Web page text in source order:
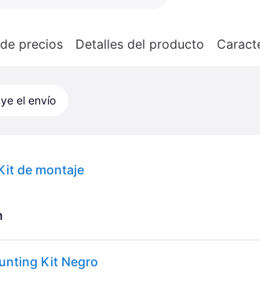
precios Detalles del producto
el envío
de montaje
Kit Negro